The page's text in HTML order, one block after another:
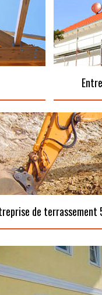
de terrassement